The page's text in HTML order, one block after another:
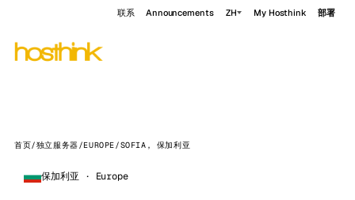
联系 Announcements ZH My Hosthink 部署
首页/独立服务器/EUROPE/SOFIA, 保加利亚
保加利亚 · Europe